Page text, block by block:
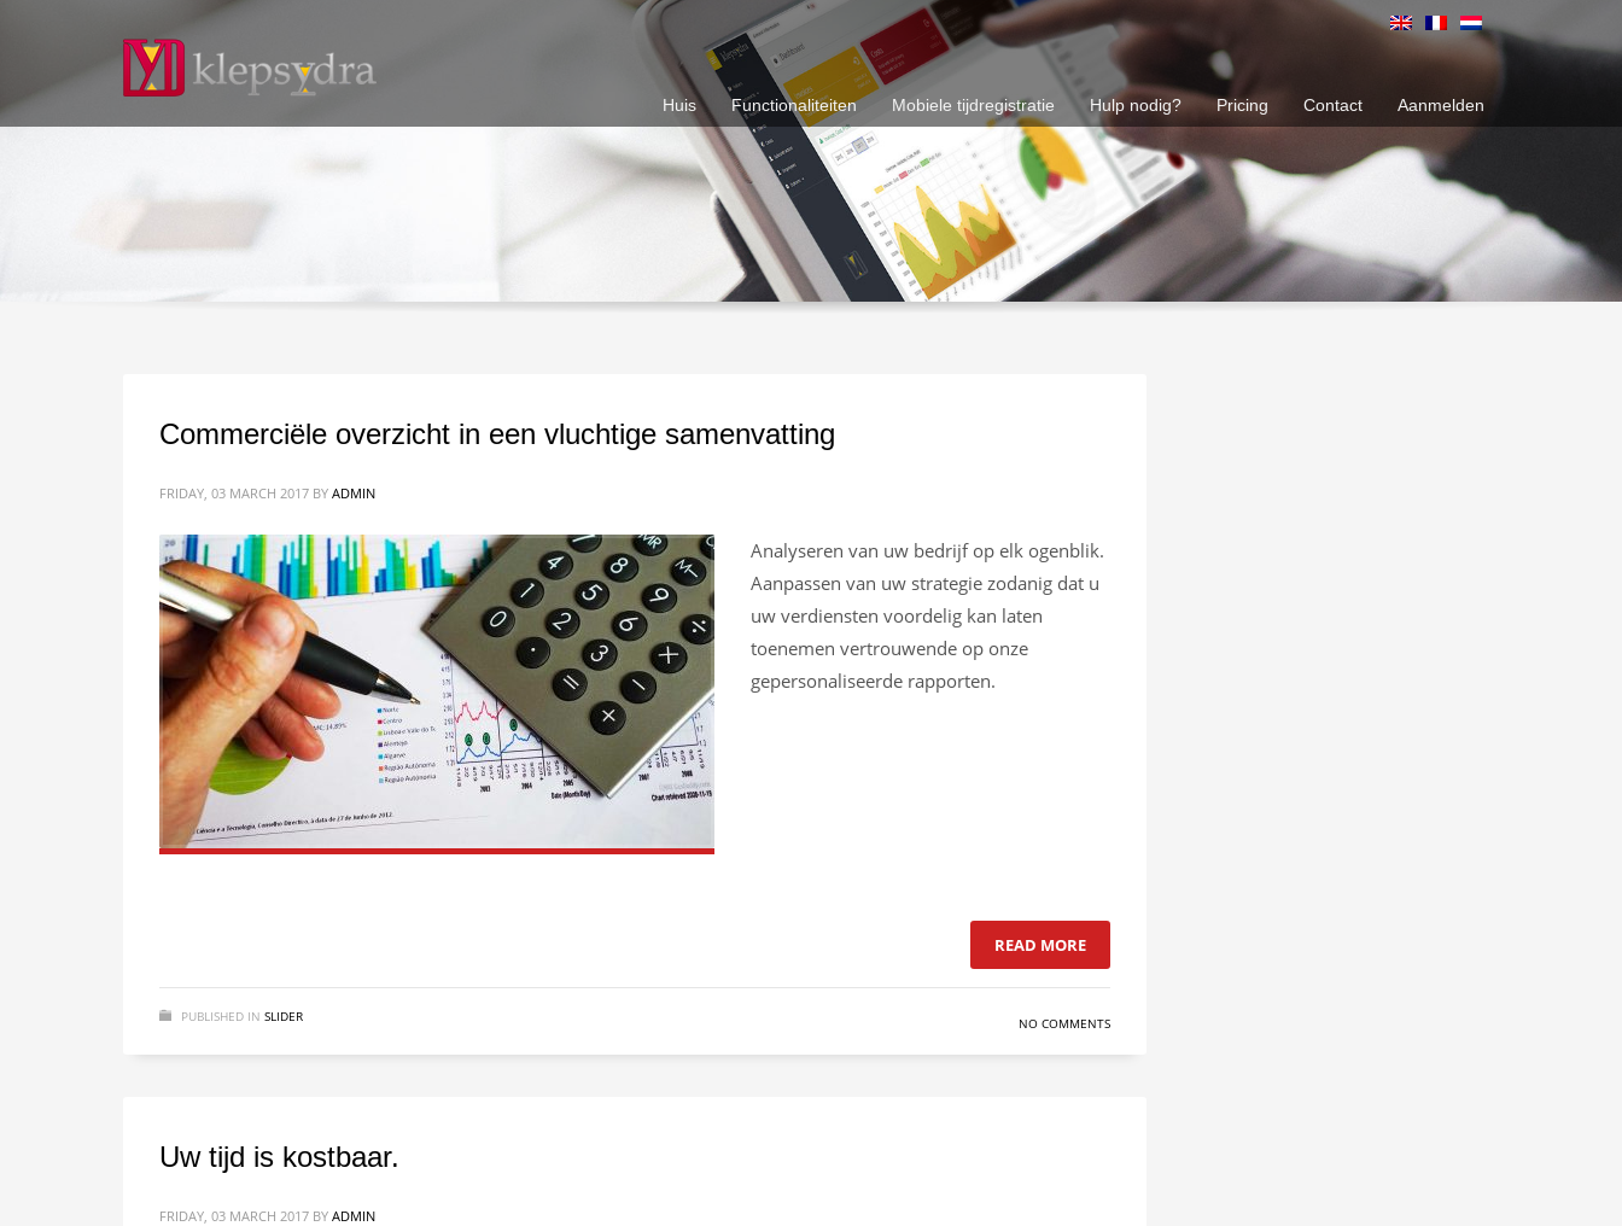
Huis Functionaliteiten Mobiele tijdregistratie Hulp nodig? Pricing Contact Aanmelden
Commerciële overzicht in een vluchtige samenvatting
FRIDAY, 03 MARCH 2017 BY ADMIN
Analyseren van uw bedrijf op elk ogenblik.
Aanpassen van uw strategie zodanig dat u
uw verdiensten voordelig kan laten
toenemen vertrouwende op onze
gepersonaliseerde rapporten.
READ MORE
PUBLISHED IN SLIDER NO COMMENTS
Uw tijd is kostbaar.
FRIDAY, 03 MARCH 2017 BY ADMIN